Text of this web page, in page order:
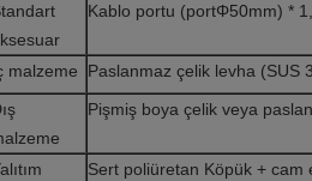
Kablo portu (portΦ50mm) *
malzeme
Paslanmaz çelik levha (SUS
Pişmiş boya çelik veya
Sert poliüretan Köpük + cam